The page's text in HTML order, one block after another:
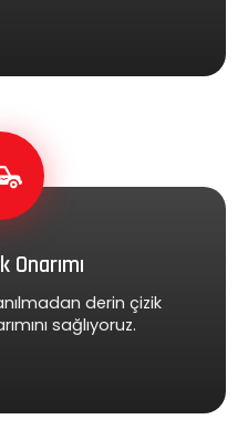
Onarımı
derin çizik
sağlıyoruz.